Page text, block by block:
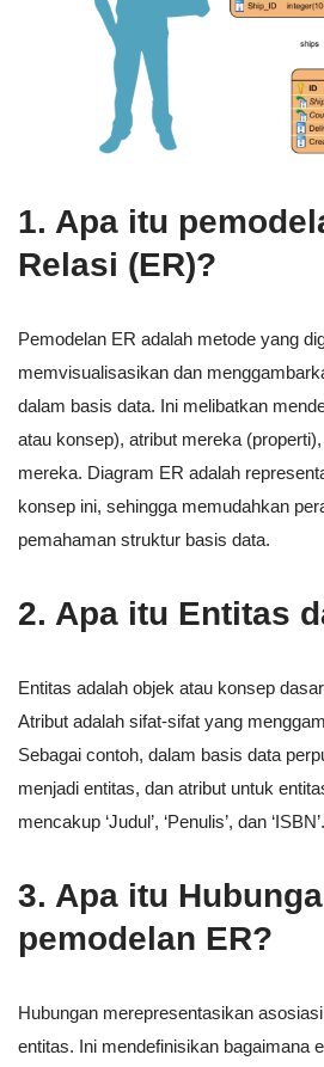
1. Apa itu
Relasi (ER)?
Pemodelan ER adalah metode yang
memvisualisasikan dan
dalam basis data. Ini melibatkan
atau konsep), atribut mereka
mereka. Diagram ER adalah
konsep ini, sehingga memudahkan
pemahaman struktur basis data.
2. Apa itu Entitas
Entitas adalah objek atau konsep
Atribut adalah sifat-sifat yang
Sebagai contoh, dalam basis data
menjadi entitas, dan atribut untuk
mencakup ‘Judul’, ‘Penulis’, dan ‘ISBN’.
3. Apa itu
pemodelan ER?
Hubungan merepresentasikan
entitas. Ini mendefinisikan bagaimana